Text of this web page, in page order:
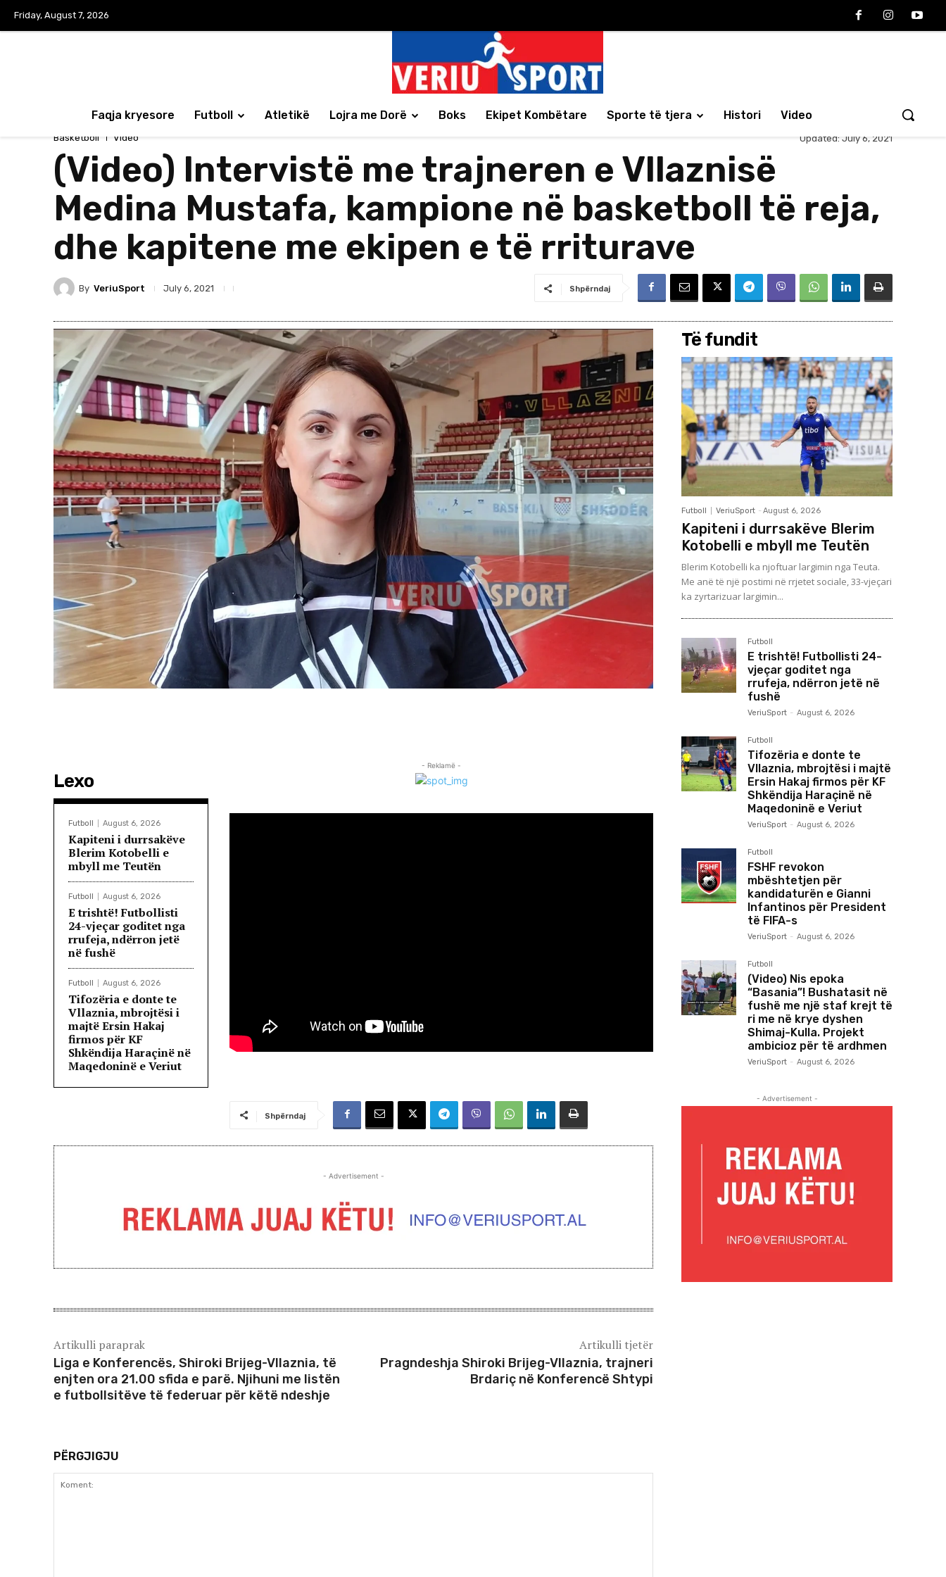
Friday, August 7, 2026
Faqja kryesore Futboll Atletikë Lojra me Dorë Boks Ekipet Kombëtare Sporte të tjera Histori Video
Basketboll Video Updated: July 6, 2021
(Video) Intervistë me trajneren e Vllaznisë
Medina Mustafa, kampione në basketboll të reja,
dhe kapitene me ekipen e të rriturave
By VeriuSport July 6, 2021 Shpërndaj
Lexo
Futboll August 6, 2026
Kapiteni i durrsakëve
Blerim Kotobelli e
mbyll me Teutën
Futboll August 6, 2026
E trishtë! Futbollisti
24-vjeçar goditet nga
rrufeja, ndërron jetë
në fushë
Futboll August 6, 2026
Tifozëria e donte te
Vllaznia, mbrojtësi i
majtë Ersin Hakaj
firmos për KF
Shkëndija Haraçinë në
Maqedoninë e Veriut
- Reklamë -
Shpërndaj
- Advertisement -
Artikulli paraprak
Liga e Konferencës, Shiroki Brijeg-Vllaznia, të
enjten ora 21.00 sfida e parë. Njihuni me listën
e futbollsitëve të federuar për këtë ndeshje
Artikulli tjetër
Pragndeshja Shiroki Brijeg-Vllaznia, trajneri
Brdariç në Konferencë Shtypi
PËRGJIGJU
Të fundit
Futboll VeriuSport - August 6, 2026
Kapiteni i durrsakëve Blerim
Kotobelli e mbyll me Teutën
Blerim Kotobelli ka njoftuar largimin nga Teuta.
Me anë të një postimi në rrjetet sociale, 33-vjeçari
ka zyrtarizuar largimin...
Futboll
E trishtë! Futbollisti 24-
vjeçar goditet nga
rrufeja, ndërron jetë në
fushë
VeriuSport - August 6, 2026
Futboll
Tifozëria e donte te
Vllaznia, mbrojtësi i majtë
Ersin Hakaj firmos për KF
Shkëndija Haraçinë në
Maqedoninë e Veriut
VeriuSport - August 6, 2026
Futboll
FSHF revokon
mbështetjen për
kandidaturën e Gianni
Infantinos për President
të FIFA-s
VeriuSport - August 6, 2026
Futboll
(Video) Nis epoka
“Basania”! Bushatasit në
fushë me një staf krejt të
ri me në krye dyshen
Shimaj-Kulla. Projekt
ambicioz për të ardhmen
VeriuSport - August 6, 2026
- Advertisement -